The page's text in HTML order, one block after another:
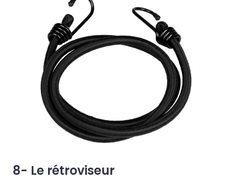
8- Le rétroviseur